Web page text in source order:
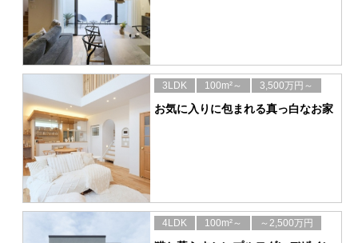
3LDK 100m²～ 3,500万円～
お気に入りに包まれる真っ白なお家
4LDK 100m²～ ～2,500万円